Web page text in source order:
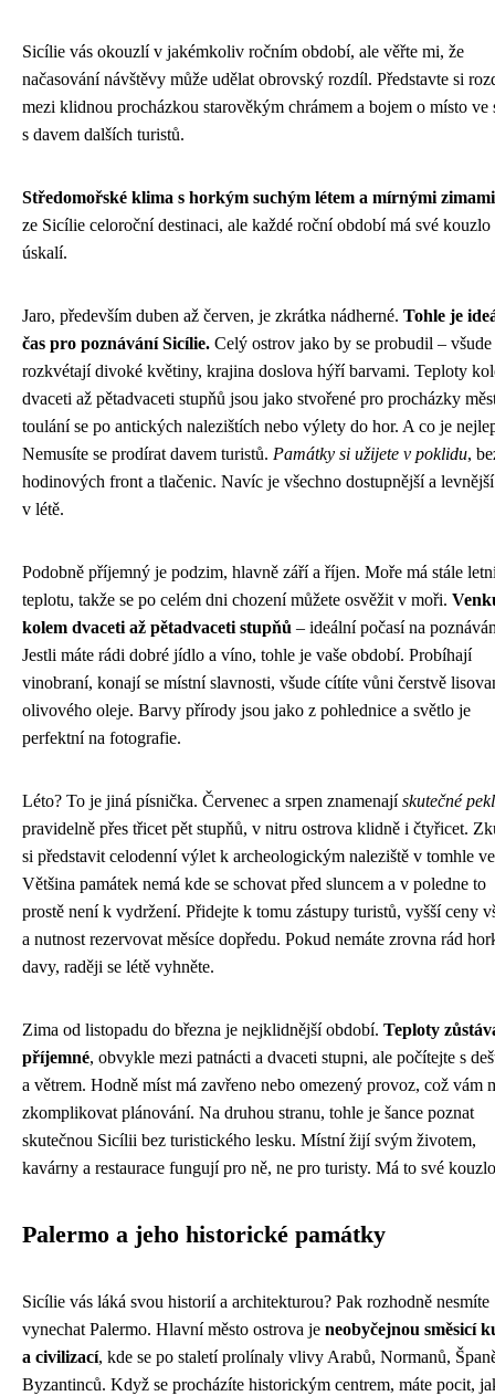
Sicílie vás okouzlí v jakémkoliv ročním období, ale věřte mi, že
načasování návštěvy může udělat obrovský rozdíl. Představte si
mezi klidnou procházkou starověkým chrámem a bojem o místo ve
s davem dalších turistů.
Středomořské klima s horkým suchým létem a mírnými zimami
ze Sicílie celoroční destinaci, ale každé roční období má své kouzlo
úskalí.
Jaro, především duben až červen, je zkrátka nádherné. Tohle je
čas pro poznávání Sicílie. Celý ostrov jako by se probudil – všude
rozkvétají divoké květiny, krajina doslova hýří barvami. Teploty
dvaceti až pětadvaceti stupňů jsou jako stvořené pro procházky
toulání se po antických nalezištích nebo výlety do hor. A co je
Nemusíte se prodírat davem turistů. Památky si užijete v poklidu,
hodinových front a tlačenic. Navíc je všechno dostupnější a
v létě.
Podobně příjemný je podzim, hlavně září a říjen. Moře má stále
teplotu, takže se po celém dni chození můžete osvěžit v moři.
kolem dvaceti až pětadvaceti stupňů – ideální počasí na
Jestli máte rádi dobré jídlo a víno, tohle je vaše období. Probíhají
vinobraní, konají se místní slavnosti, všude cítíte vůni čerstvě
olivového oleje. Barvy přírody jsou jako z pohlednice a světlo je
perfektní na fotografie.
Léto? To je jiná písnička. Červenec a srpen znamenajískutečné
pravidelně přes třicet pět stupňů, v nitru ostrova klidně i čtyřicet.
si představit celodenní výlet k archeologickým naleziště v tomhle
Většina památek nemá kde se schovat před sluncem a v poledne to
prostě není k vydržení. Přidejte k tomu zástupy turistů, vyšší ceny
a nutnost rezervovat měsíce dopředu. Pokud nemáte zrovna rád
davy, raději se létě vyhněte.
Zima od listopadu do března je nejklidnější období. Teploty
příjemné, obvykle mezi patnácti a dvaceti stupni, ale počítejte s
a větrem. Hodně míst má zavřeno nebo omezený provoz, což vám
zkomplikovat plánování. Na druhou stranu, tohle je šance poznat
skutečnou Sicílii bez turistického lesku. Místní žijí svým životem,
kavárny a restaurace fungují pro ně, ne pro turisty. Má to své
Palermo a jeho historické památky
Sicílie vás láká svou historií a architekturou? Pak rozhodně nesmíte
vynechat Palermo. Hlavní město ostrova je neobyčejnou směsicí
a civilizací, kde se po staletí prolínaly vlivy Arabů, Normanů,
Byzantinců. Když se procházíte historickým centrem, máte pocit,